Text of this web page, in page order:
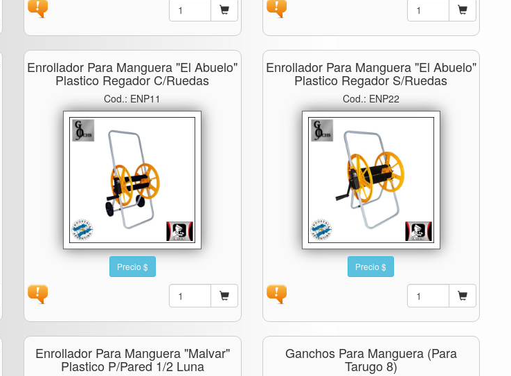
Enrollador Para Manguera "el Abuelo"
Plastico Regador C/ruedas
Cod.: ENP11
Precio $
Enrollador Para Manguera "el Abuelo"
Plastico Regador S/ruedas
Cod.: ENP22
Precio $
Enrollador Para Manguera "malvar"
Plastico P/pared 1/2 Luna
Ganchos Para Manguera (para
Tarugo 8)